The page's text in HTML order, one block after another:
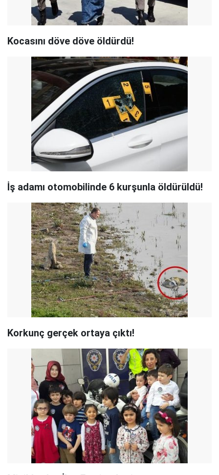
Kocasını döve döve öldürdü!
İş adamı otomobilinde 6 kurşunla öldürüldü!
Korkunç gerçek ortaya çıktı!